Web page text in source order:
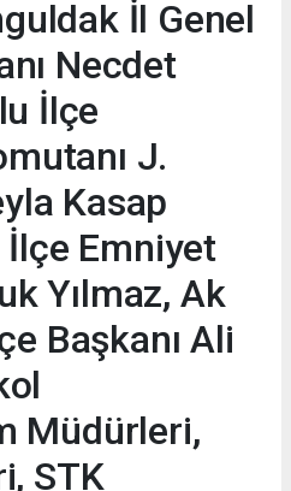
İl Genel
Necdet
İlçe
J.
Kasap
Emniyet
Yılmaz, Ak
Başkanı Ali
Müdürleri,
STK